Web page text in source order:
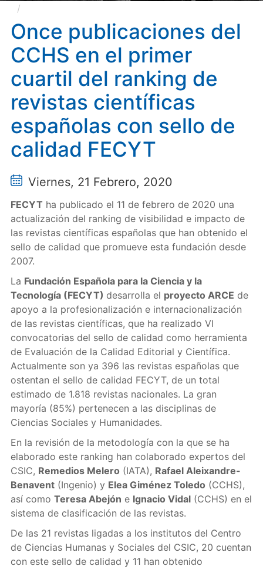
del ranking de revistas científicas españolas con sello
de calidad FECYT
Once publicaciones del
CCHS en el primer
cuartil del ranking de
revistas científicas
españolas con sello de
calidad FECYT
Viernes, 21 Febrero, 2020
FECYT ha publicado el 11 de febrero de 2020 una
actualización del ranking de visibilidad e impacto de
las revistas científicas españolas que han obtenido el
sello de calidad que promueve esta fundación desde
2007.
La Fundación Española para la Ciencia y la
Tecnología (FECYT) desarrolla el proyecto ARCE de
apoyo a la profesionalización e internacionalización
de las revistas científicas, que ha realizado VI
convocatorias del sello de calidad como herramienta
de Evaluación de la Calidad Editorial y Científica.
Actualmente son ya 396 las revistas españolas que
ostentan el sello de calidad FECYT, de un total
estimado de 1.818 revistas nacionales. La gran
mayoría (85%) pertenecen a las disciplinas de
Ciencias Sociales y Humanidades.
En la revisión de la metodología con la que se ha
elaborado este ranking han colaborado expertos del
CSIC, Remedios Melero (IATA), Rafael Aleixandre-
Benavent(Ingenio) y Elea Giménez Toledo (CCHS),
así como Teresa Abejón e Ignacio Vidal(CCHS) en el
sistema de clasificación de las revistas.
De las 21 revistas ligadas a los institutos del Centro
de Ciencias Humanas y Sociales del CSIC, 20 cuentan
con este sello de calidad y 11 han obtenido